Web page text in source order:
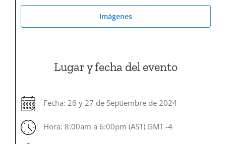
Imágenes
Lugar y fecha del evento
Fecha: 26 y 27 de Septiembre de 2024
Hora: 8:00am a 6:00pm (AST) GMT -4